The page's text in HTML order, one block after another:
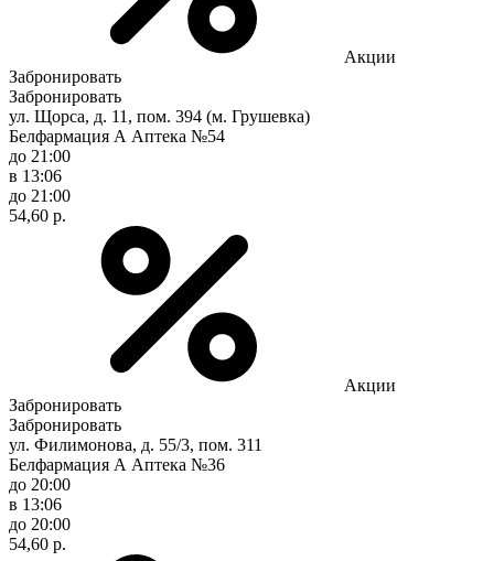
Акции
Забронировать
Забронировать
ул. Щорса, д. 11, пом. 394 (м. Грушевка)
Белфармация А Аптека №54
до 21:00
в 13:06
до 21:00
54,60 р.
Акции
Забронировать
Забронировать
ул. Филимонова, д. 55/3, пом. 311
Белфармация А Аптека №36
до 20:00
в 13:06
до 20:00
54,60 р.